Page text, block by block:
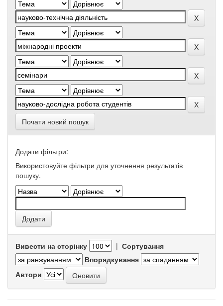
Почати новий пошук
Додати фільтри:
Використовуйте фільтри для уточнення результатів
пошуку.
Вивести на сторінку | Сортування
Впорядкування
Автори